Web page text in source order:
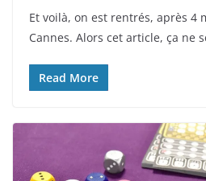
Et voilà, on est rentrés, après 4
Cannes. Alors cet article, ça ne
Read More